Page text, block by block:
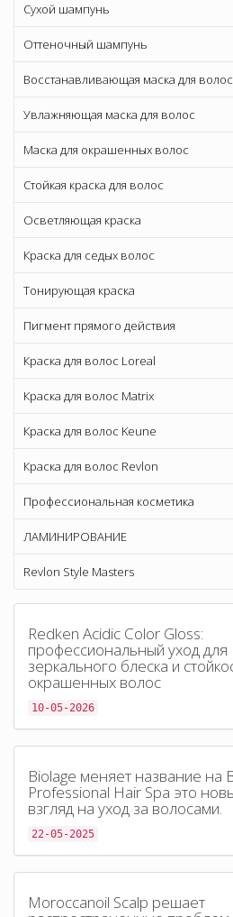
Сухой шампунь
Оттеночный шампунь
Восстанавливающая маска для волос
Увлажняющая маска для волос
Маска для окрашенных волос
Стойкая краска для волос
Осветляющая краска
Краска для седых волос
Тонирующая краска
Пигмент прямого действия
Краска для волос Loreal
Краска для волос Matrix
Краска для волос Keune
Краска для волос Revlon
Профессиональная косметика
ЛАМИНИРОВАНИЕ
Revlon Style Masters
Redken Acidic Color Gloss:
профессиональный уход для
зеркального блеска и
окрашенных волос
10-05-2026
Biolage меняет название на
Professional Hair Spa это
взгляд на уход за волосами.
22-05-2025
Moroccanoil Scalp решает